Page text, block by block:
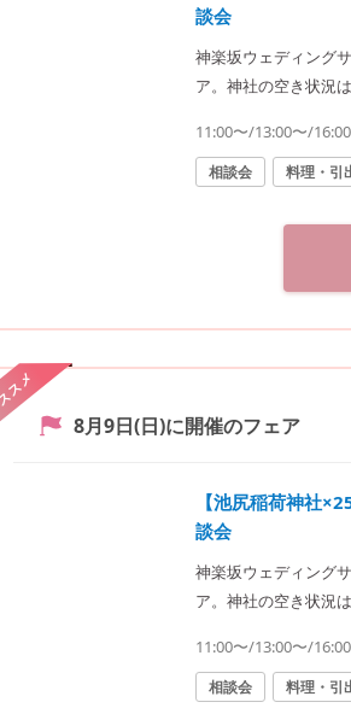
談会
神楽坂ウェディング
ア。神社の空き状況
（神社結婚式.jp）◆ 〒162-0825 東京都新宿区神楽坂2-11 tel 03-6265-0866 11：00～20：00（火
曜定休） 【アクセ
11:00〜/13:00〜/
相談会 料理・引
メ
8月9日(日)に開催のフェア
【池尻稲荷神社
談会
神楽坂ウェディング
ア。神社の空き状況
（神社結婚式.jp）◆ 〒162-0825 東京都新宿区神楽坂2-11 tel 03-6265-0866 11：00～20：00（火
曜定休） 【アクセ
11:00〜/13:00〜/
相談会 料理・引